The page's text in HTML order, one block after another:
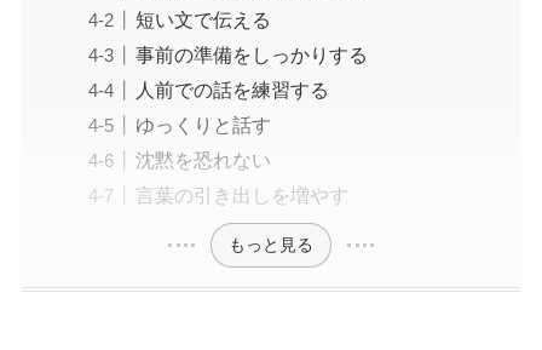
短い文で伝える
事前の準備をしっかりする
人前での話を練習する
ゆっくりと話す
沈黙を恐れない
言葉の引き出しを増やす
もっと見る